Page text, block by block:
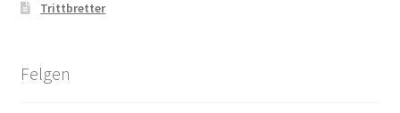
Trittbretter
Felgen